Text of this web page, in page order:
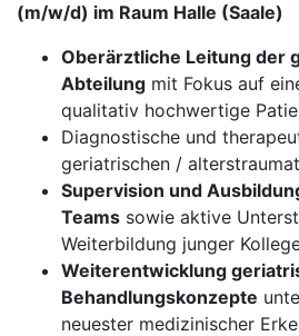
(m/w/d) im Raum Halle (Saale)
Oberärztliche Leitung der
Abteilung mit Fokus auf
qualitativ hochwertige
Diagnostische und
geriatrischen /
Supervision und
Teams sowie aktive
Weiterbildung junger
Weiterentwicklung
Behandlungskonzepte
neuester medizinischer